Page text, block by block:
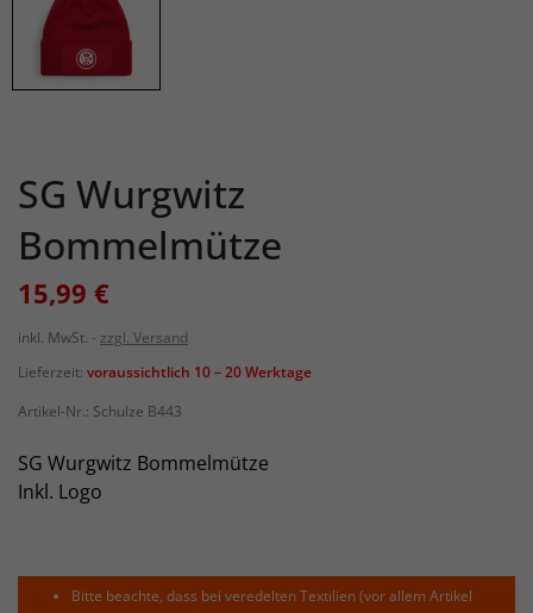
SG Wurgwitz
Bommelmütze
15,99 €
inkl. MwSt.
zzgl. Versand
Lieferzeit: voraussichtlich 10 – 20 Werktage
Artikel-Nr.: Schulze B443
SG Wurgwitz Bommelmütze
Inkl. Logo
Bitte beachte, dass bei veredelten Textilien (vor allem Artikel